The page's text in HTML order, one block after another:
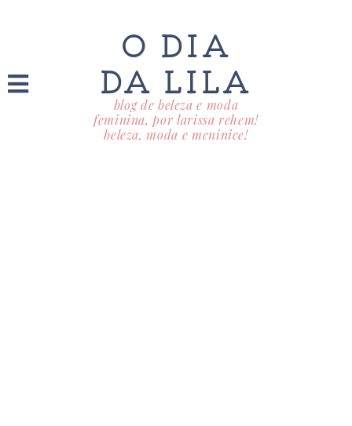
O DIA
DA LILA
blog de beleza e moda
feminina, por larissa rehem!
beleza, moda e meninice!